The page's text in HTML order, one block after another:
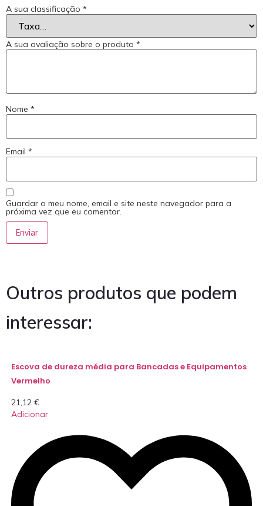
A sua classificação *
A sua avaliação sobre o produto *
Nome *
Email *
Guardar o meu nome, email e site neste navegador para a
próxima vez que eu comentar.
Outros produtos que podem
interessar:
Escova de dureza média para Bancadas e Equipamentos
Vermelho
21,12 €
Adicionar